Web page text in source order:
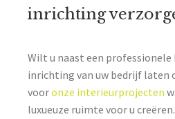
inrichting
Wilt u naast een professionele
inrichting van uw bedrijf laten
vooronze interieurprojecten
luxueuze ruimte voor u creëren.